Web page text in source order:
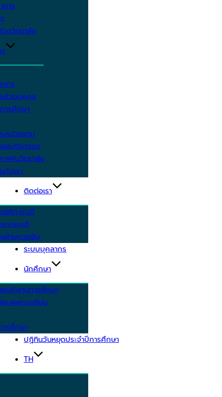
การ
างวิทยาลัย
กร
ส่วนบุคคล
ารศึกษา
หน่วยงาน
และกิจกรรม
าศในวิทยาลัย
กับเรา
ติดต่อเรา
อธิการบดี
คณะบดี
ฝ่ายการเงิน
ระบบบุคลากร
นักศึกษา
บชิงทุนการศึกษา
บผลการเรียน
รศึกษา
ปฏิทินวันหยุดประจำปีการศึกษา
TH